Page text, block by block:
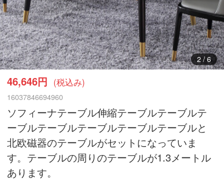
3/6
46,646円 (税込み)
16037846694960
ソフィーナテーブル伸縮テーブルテーブルテ
ーブルテーブルテーブルテーブルテーブルと
北欧磁器のテーブルがセットになっていま
す。テーブルの周りのテーブルが1.3メートル
あります。